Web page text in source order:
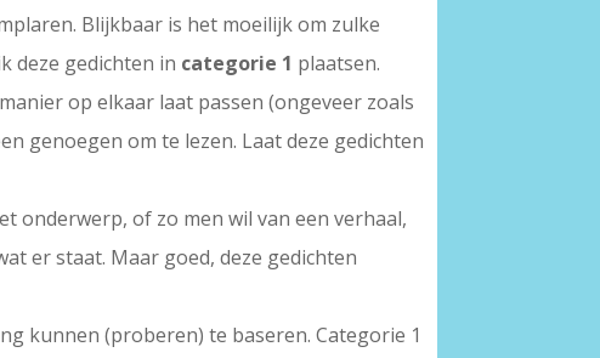
Blijkbaar is het moeilijk om zulke
deze gedichten in categorie 1 plaatsen.
op elkaar laat passen (ongeveer zoals
genoegen om te lezen. Laat deze gedichten
onderwerp, of zo men wil van een verhaal,
er staat. Maar goed, deze gedichten
kunnen (proberen) te baseren. Categorie 1